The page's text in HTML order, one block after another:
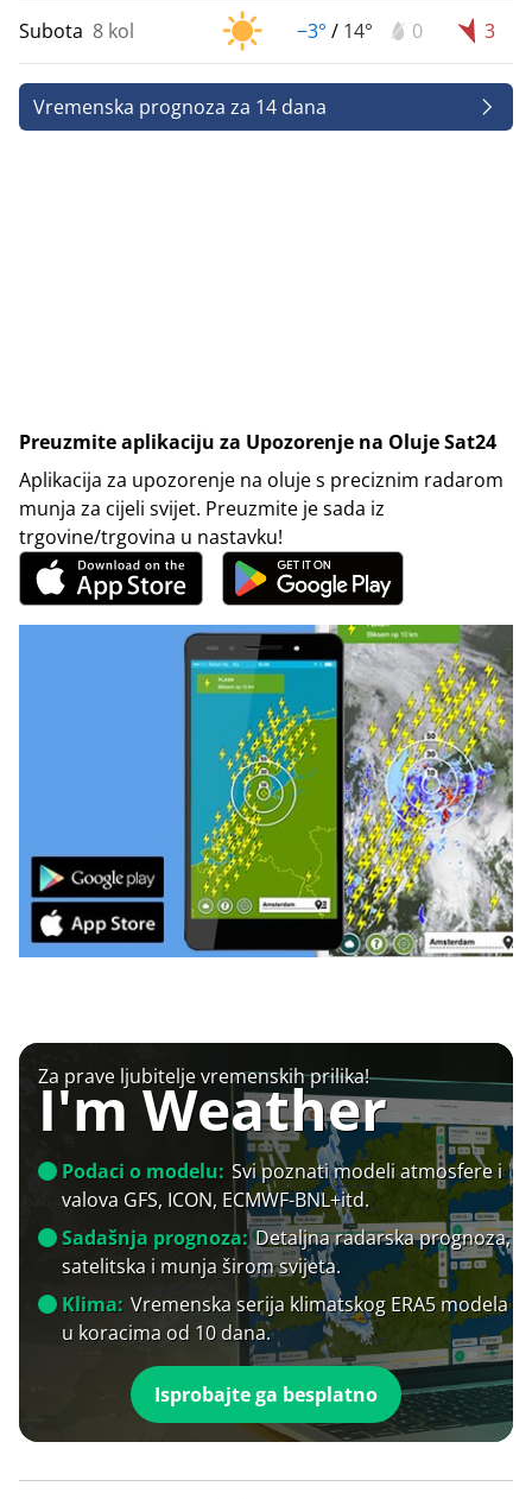
Subota 8 kol −3° / 14° 0 3
Vremenska prognoza za 14 dana
Preuzmite aplikaciju za Upozorenje na Oluje Sat24
Aplikacija za upozorenje na oluje s preciznim radarom
munja za cijeli svijet. Preuzmite je sada iz
trgovine/trgovina u nastavku!
Za prave ljubitelje vremenskih prilika!
I'm Weather
Podaci o modelu: Svi poznati modeli atmosfere i
valova GFS, ICON, ECMWF-BNL+itd.
Sadašnja prognoza: Detaljna radarska prognoza,
satelitska i munja širom svijeta.
Klima: Vremenska serija klimatskog ERA5 modela
u koracima od 10 dana.
Isprobajte ga besplatno